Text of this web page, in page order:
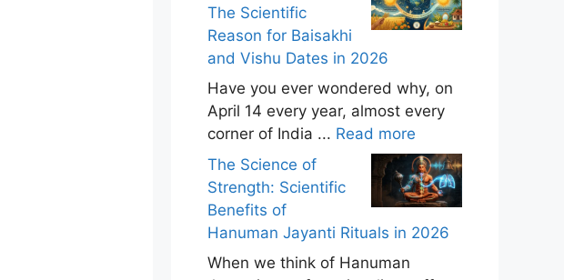
The Scientific
Reason for Baisakhi
and Vishu Dates in 2026
Have you ever wondered why, on
April 14 every year, almost every
corner of India ... Read more
The Science of
Strength: Scientific
Benefits of
Hanuman Jayanti Rituals in 2026
When we think of Hanuman